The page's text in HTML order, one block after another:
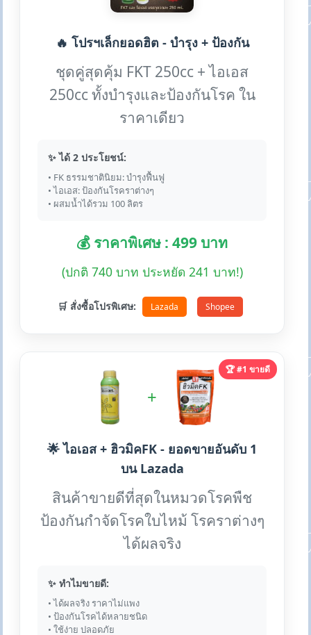
🔥 โปรฯเล็กยอดฮิต - บำรุง + ป้องกัน
ชุดคู่สุดคุ้ม FKT 250cc + ไอเอส
250cc ทั้งบำรุงและป้องกันโรค ใน
ราคาเดียว
✨ ได้ 2 ประโยชน์:
• FK ธรรมชาตินิยม: บำรุงฟื้นฟู
• ไอเอส: ป้องกันโรคราต่างๆ
• ผสมน้ำได้รวม 100 ลิตร
💰 ราคาพิเศษ : 499 บาท
(ปกติ 740 บาท ประหยัด 241 บาท!)
🛒 สั่งซื้อโปรพิเศษ: Lazada Shopee
🏆 #1 ขายดี
+
🌟 ไอเอส + ฮิวมิคFK - ยอดขายอันดับ 1
บน Lazada
สินค้าขายดีที่สุดในหมวดโรคพืช
ป้องกันกำจัดโรคใบไหม้ โรคราต่างๆ
ได้ผลจริง
✨ ทำไมขายดี:
• ได้ผลจริง ราคาไม่แพง
• ป้องกันโรคได้หลายชนิด
• ใช้ง่าย ปลอดภัย